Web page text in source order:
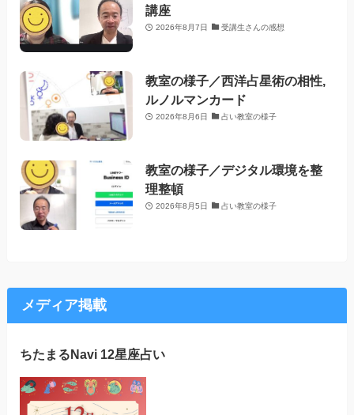
講座
2026年8月7日 受講生さんの感想
教室の様子／西洋占星術の相性,
ルノルマンカード
2026年8月6日 占い教室の様子
教室の様子／デジタル環境を整
理整頓
2026年8月5日 占い教室の様子
メディア掲載
ちたまるNavi 12星座占い